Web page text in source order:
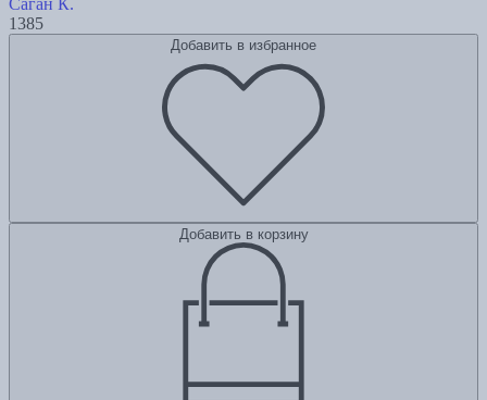
Саган К.
1385
Добавить в избранное
Добавить в корзину